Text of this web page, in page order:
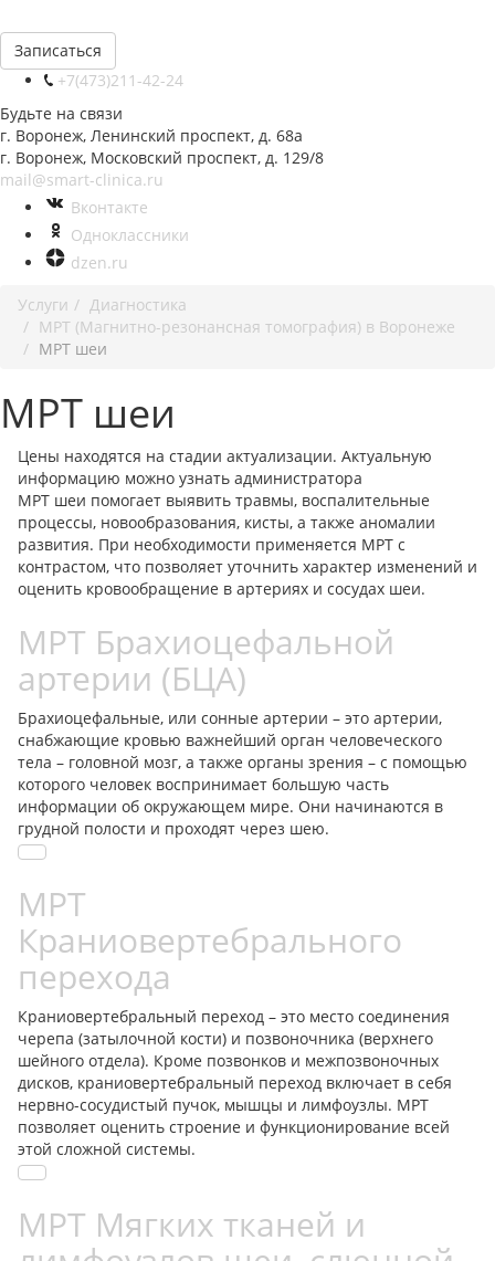
Записаться
+7(473)211-42-24
Будьте на связи
г. Воронеж, Ленинский проспект, д. 68а
г. Воронеж, Московский проспект, д. 129/8
mail@smart-clinica.ru
Вконтакте
Одноклассники
dzen.ru
Услуги
Диагностика
МРТ (Магнитно-резонансная томография) в Воронеже
МРТ шеи
МРТ шеи
Цены находятся на стадии актуализации. Актуальную
информацию можно узнать администратора
МРТ шеи помогает выявить травмы, воспалительные
процессы, новообразования, кисты, а также аномалии
развития. При необходимости применяется МРТ с
контрастом, что позволяет уточнить характер изменений и
оценить кровообращение в артериях и сосудах шеи.
МРТ Брахиоцефальной
артерии (БЦА)
Брахиоцефальные, или сонные артерии – это артерии,
снабжающие кровью важнейший орган человеческого
тела – головной мозг, а также органы зрения – с помощью
которого человек воспринимает большую часть
информации об окружающем мире. Они начинаются в
грудной полости и проходят через шею.
МРТ
Краниовертебрального
перехода
Краниовертебральный переход – это место соединения
черепа (затылочной кости) и позвоночника (верхнего
шейного отдела). Кроме позвонков и межпозвоночных
дисков, краниовертебральный переход включает в себя
нервно-сосудистый пучок, мышцы и лимфоузлы. МРТ
позволяет оценить строение и функционирование всей
этой сложной системы.
МРТ Мягких тканей и